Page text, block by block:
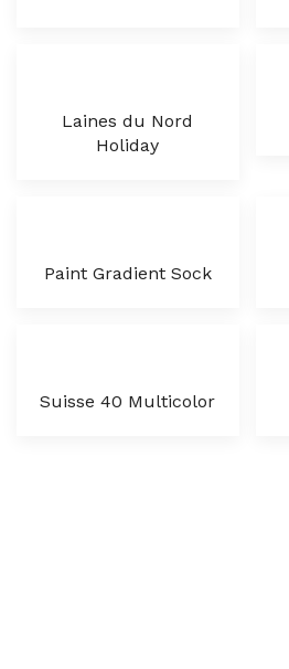
Laines du Nord
Holiday
Paint Gradient Sock
Suisse 40 Multicolor